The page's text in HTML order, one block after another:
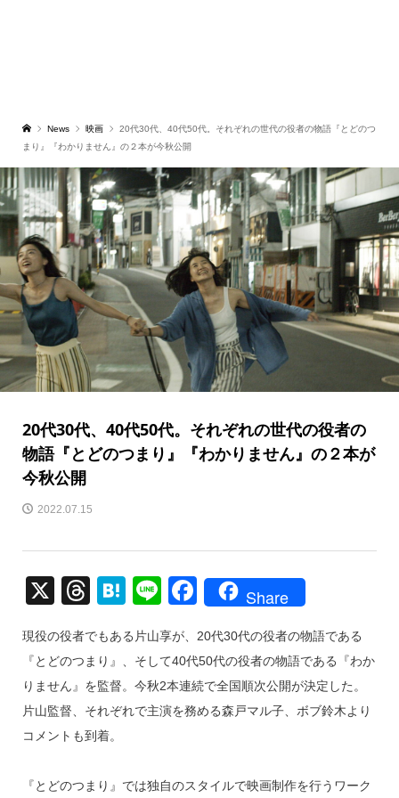
News 映画
20代30代、40代50代。それぞれの世代の役者の物語『とどのつ
まり』『わかりません』の２本が今秋公開
20代30代、40代50代。それぞれの世代の役者の
物語『とどのつまり』『わかりません』の２本が
今秋公開
2022.07.15
X
T
e
a
d
s
H
e
n
a
Li
e
F
c
e
b
k
Share
現役の役者でもある片山享が、20代30代の役者の物語である
『とどのつまり』、そして40代50代の役者の物語である『わか
りません』を監督。今秋2本連続で全国順次公開が決定した。
片山監督、それぞれで主演を務める森戸マル子、ボブ鈴木より
コメントも到着。
『とどのつまり』では独自のスタイルで映画制作を行うワーク